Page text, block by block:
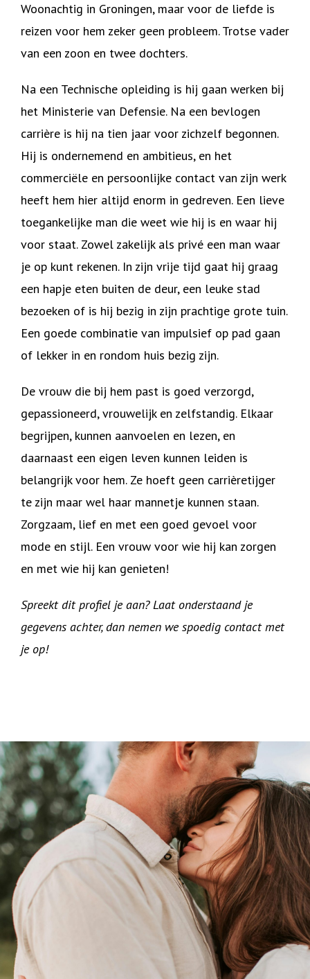
Woonachtig in Groningen, maar voor de liefde is
reizen voor hem zeker geen probleem. Trotse vader
van een zoon en twee dochters.
Na een Technische opleiding is hij gaan werken bij
het Ministerie van Defensie. Na een bevlogen
carrière is hij na tien jaar voor zichzelf begonnen.
Hij is ondernemend en ambitieus, en het
commerciële en persoonlijke contact van zijn werk
heeft hem hier altijd enorm in gedreven. Een lieve
toegankelijke man die weet wie hij is en waar hij
voor staat. Zowel zakelijk als privé een man waar
je op kunt rekenen. In zijn vrije tijd gaat hij graag
een hapje eten buiten de deur, een leuke stad
bezoeken of is hij bezig in zijn prachtige grote tuin.
Een goede combinatie van impulsief op pad gaan
of lekker in en rondom huis bezig zijn.
De vrouw die bij hem past is goed verzorgd,
gepassioneerd, vrouwelijk en zelfstandig. Elkaar
begrijpen, kunnen aanvoelen en lezen, en
daarnaast een eigen leven kunnen leiden is
belangrijk voor hem. Ze hoeft geen carrièretijger
te zijn maar wel haar mannetje kunnen staan.
Zorgzaam, lief en met een goed gevoel voor
mode en stijl. Een vrouw voor wie hij kan zorgen
en met wie hij kan genieten!
Spreekt dit profiel je aan? Laat onderstaand je
gegevens achter, dan nemen we spoedig contact met
je op!